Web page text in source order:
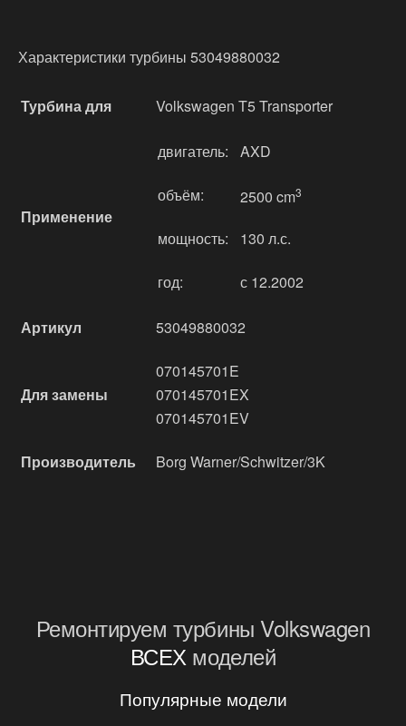
Характеристики турбины 53049880032
Турбина для Volkswagen T5 Transporter
Применение
двигатель: AXD
объём: 2500 cm3
мощность: 130 л.с.
год: с 12.2002
Артикул 53049880032
Для замены
070145701E
070145701EX
070145701EV
Производитель Borg Warner/Schwitzer/3K
Ремонтируем турбины Volkswagen
ВСЕХмоделей
Популярные модели